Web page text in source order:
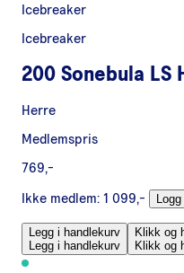
Icebreaker
Icebreaker
200 Sonebula LS
Herre
Medlemspris
769,-
Ikke medlem: 1 099,-
Legg i handlekurv
Legg i handlekurv
Klikk og
Klikk og